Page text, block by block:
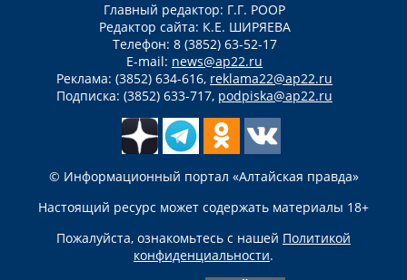
Главный редактор: Г.Г. РООР
Редактор сайта: К.Е. ШИРЯЕВА
Телефон: 8 (3852) 63-52-17
E-mail: news@ap22.ru
Реклама: (3852) 634-616, reklama22@ap22.ru
Подписка: (3852) 633-717, podpiska@ap22.ru
© Информационный портал «Алтайская правда»
Настоящий ресурс может содержать материалы 18+
Пожалуйста, ознакомьтесь с нашей Политикой
конфиденциальности.